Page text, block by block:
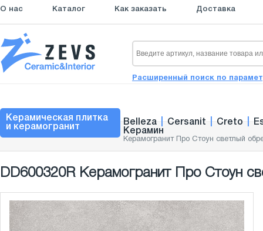
О нас Каталог Как заказать Доставка
Расширенный поиск по
Керамическая плитка
и керамогранит
Belleza Cersanit Creto
Керамин
Керамогранит Про Стоун светлый
DD600320R Керамогранит Про Стоун